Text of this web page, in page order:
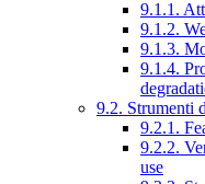
9.1.1.
9.1.2.
9.1.3.
9.1.4.
9.2. Strumenti
9.2.1.
9.2.2.
use